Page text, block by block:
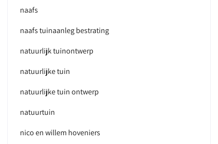
naafs
naafs tuinaanleg bestrating
natuurlijk tuinontwerp
natuurlijke tuin
natuurlijke tuin ontwerp
natuurtuin
nico en willem hoveniers